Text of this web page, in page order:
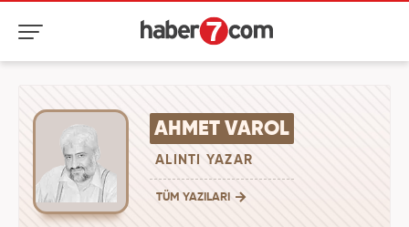
AHMET VAROL
ALINTI YAZAR
TÜM YAZILARI